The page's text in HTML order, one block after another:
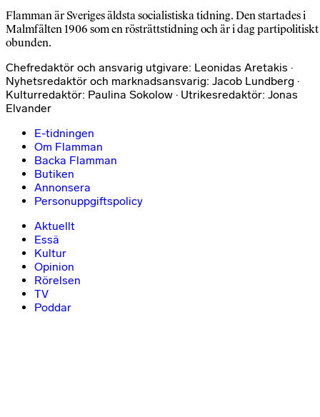
Flamman är Sveriges äldsta socialistiska tidning. Den startades i
Malmfälten 1906 som en rösträttstidning och är i dag partipolitiskt
obunden.
Chefredaktör och ansvarig utgivare: Leonidas Aretakis ·
Nyhetsredaktör och marknadsansvarig: Jacob Lundberg ·
Kulturredaktör: Paulina Sokolow · Utrikesredaktör: Jonas
Elvander
E-tidningen
Om Flamman
Backa Flamman
Butiken
Annonsera
Personuppgiftspolicy
Aktuellt
Essä
Kultur
Opinion
Rörelsen
TV
Poddar